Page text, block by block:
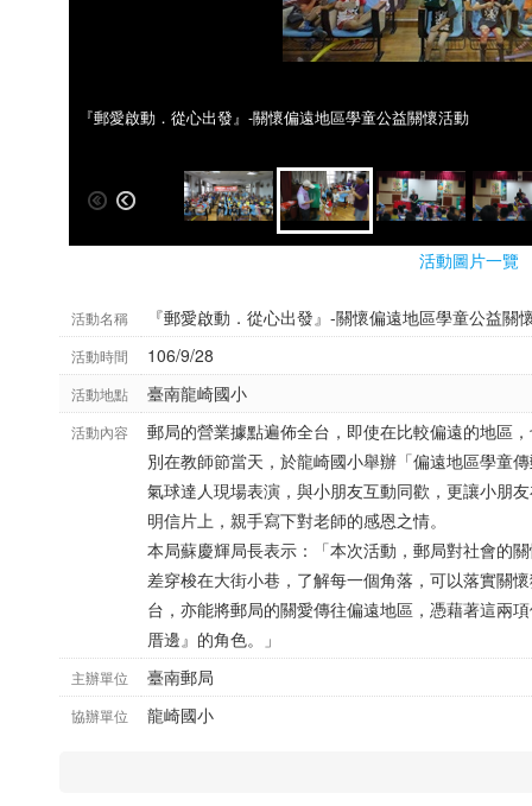
『郵愛啟動．從心出發』-關懷偏遠地區學童公益關懷活動
『郵愛啟動．從心出發』-關懷偏遠地區學童公益關懷活動
活動圖片一覽
活動名稱 『郵愛啟動．從心出發』-關懷偏遠地區學童公益關
活動時間 106/9/28
活動地點 臺南龍崎國小
活動內容
郵局的營業據點遍佈全台，即使在比較偏遠的地區
別在教師節當天，於龍崎國小舉辦「偏遠地區學童
氣球達人現場表演，與小朋友互動同歡，更讓小朋
明信片上，親手寫下對老師的感恩之情。
本局蘇慶輝局長表示：「本次活動，郵局對社會的
差穿梭在大街小巷，了解每一個角落，可以落實關
台，亦能將郵局的關愛傳往偏遠地區，憑藉著這兩
厝邊』的角色。」
主辦單位 臺南郵局
協辦單位 龍崎國小